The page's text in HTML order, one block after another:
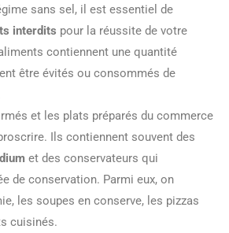
sans sel, il est essentiel de
interdits pour la réussite de votre
contiennent une quantité
être évités ou consommés de
et les plats préparés du commerce
Ils contiennent souvent des
et des conservateurs qui
de conservation. Parmi eux, on
les soupes en conserve, les pizzas
cuisinés.